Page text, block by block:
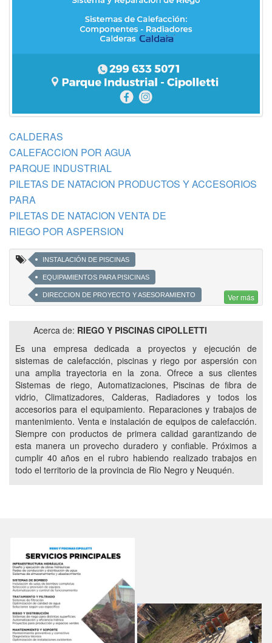
CALDERAS
CALEFACCION POR AGUA
PARQUE INDUSTRIAL
PILETAS DE NATACION PRODUCTOS Y ACCESORIOS
PARA
PILETAS DE NATACION VENTA DE
RIEGO POR ASPERSION
INSTALACIÓN DE PISCINAS
EQUIPAMIENTOS PARA PISICINAS
DIRECCION DE PROYECTO Y ASESORAMIENTO
SISTEMATIZACION DE RIEGO
REPARACION DE SISTEMAS DE RIEGO
SISTEMAS DE CALEFACCIÓN
COMPONENTES PARA SISTEMAS DE CALEFACCIÓN
RADIADORES PARA CALEFACCION
MANTENIMIENTO DE FILTROS DE PILETA
CAMBIO DE ARENA DE FILTRO DE PISCINAS
CALDERAS CALDAIA PISCINAS AQCUAM
CUBREPILETAS ENROLLABLES
INFRAESTRUCTURA HIDRÁULICA
DISEÑO DE OBRAS HIDRÁULICAS
EJECUCIÓN DE OBRAS HIDRÁULICAS
REDES DE CONDUCCIÓN DE AGUA
REDES DE DISTRIBUCIÓN DE AGUA
Ver más
Acerca de: RIEGO Y PISCINAS CIPOLLETTI
Es una empresa dedicada a proyectos y ejecución de
sistemas de calefacción, piscinas y riego por aspersión con
una amplia trayectoria en la zona. Ofrece a sus clientes
Sistemas de riego, Automatizaciones, Piscinas de fibra de
vidrio, Climatizadores, Calderas, Radiadores y todos los
accesorios para el equipamiento. Reparaciones y trabajos de
mantenimiento. Venta e instalación de equipos de calefacción.
Siempre con productos de primera calidad garantizando de
esta manera un provecho duradero y confiable. Próximos a
cumplir 40 años en el rubro habiendo realizado trabajos en
todo el territorio de la provincia de Rio Negro y Neuquén.